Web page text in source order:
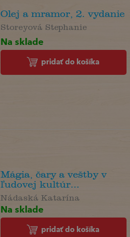
Olej a mramor, 2. vydanie
Storeyová Stephanie
Na sklade
pridať do košíka
Mágia, čary a veštby v
ľudovej kultúr...
Nádaská Katarína
Na sklade
pridať do košíka